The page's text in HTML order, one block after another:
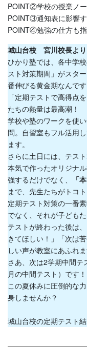
POINT②学校の授業ノ
POINT③通知表に影響
POINT④勉強の仕方も
城山台校 宮川校長よ
ひかり塾では、各中学
スト対策期間」がスタ
番伸びる黄金期なんです
「定期テストで高得点
たちの熱量は最高潮！
学校や塾のワークを使
問。自習室もフル活用
ます。
さらに土日には、テス
本気で作ったオリジナ
強するだけでなく、
「
まで、先生たちがトコト
定期テスト対策の一番
でなく、それが子ども
テストが終わった後は
きてほしい！」「次は
しい声が教室にあふれま
さあ、次は2学期中間テ
月の中間テスト）です！
この夏休みに圧倒的な
身しませんか？
城山台校の定期テスト